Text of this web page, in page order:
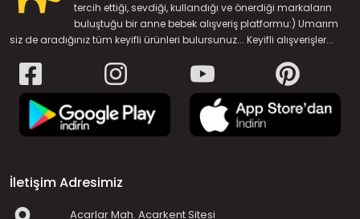
tercih ettiği, sevdiği, kullandığı ve önerdiği markaların
buluştuğu bir anne bebek alışveriş platformu:) Umarım
siz de aradığınız tüm keyifli ürünleri bulursunuz... Keyifli alışverişler...
İletişim Adresimiz
Acarlar Mah. Acarkent Sitesi